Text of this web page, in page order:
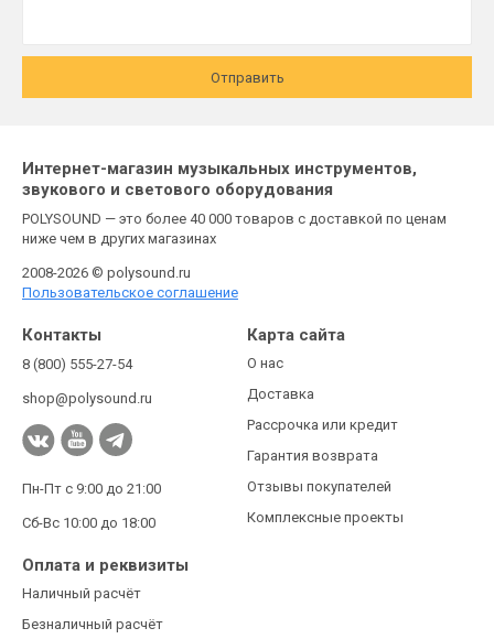
Отправить
Интернет-магазин музыкальных инструментов,
звукового и светового оборудования
POLYSOUND — это более 40 000 товаров с доставкой по ценам
ниже чем в других магазинах
2008-2026 © polysound.ru
Пользовательское соглашение
Контакты
8 (800) 555-27-54
shop@polysound.ru
Пн-Пт с 9:00 до 21:00
Сб-Вс 10:00 до 18:00
Карта сайта
О нас
Доставка
Рассрочка или кредит
Гарантия возврата
Отзывы покупателей
Комплексные проекты
Оплата и реквизиты
Наличный расчёт
Безналичный расчёт